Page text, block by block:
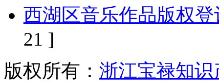
西湖区音乐作品版权
21 ]
版权所有： 浙江宝禄知